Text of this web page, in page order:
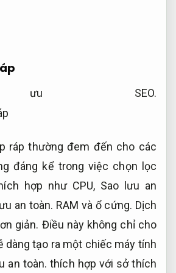
SEO.
ráp thường đem đến cho các
đáng kể trong việc chọn lọc
hợp như CPU, Sao lưu an
an toàn. RAM và ổ cứng. Dịch
giản. Điều này không chỉ cho
dàng tạo ra một chiếc máy tính
an toàn. thích hợp với sở thích